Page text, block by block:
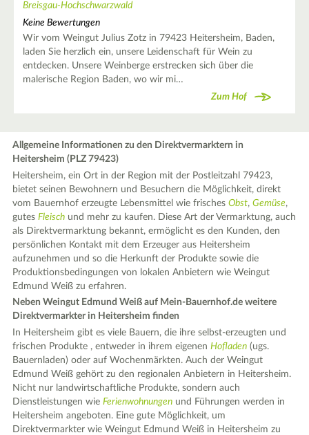
Breisgau-Hochschwarzwald
Keine Bewertungen
Wir vom Weingut Julius Zotz in 79423 Heitersheim, Baden,
laden Sie herzlich ein, unsere Leidenschaft für Wein zu
entdecken. Unsere Weinberge erstrecken sich über die
malerische Region Baden, wo wir mi…
Zum Hof
Allgemeine Informationen zu den Direktvermarktern in
Heitersheim (PLZ 79423)
Heitersheim, ein Ort in der Region mit der Postleitzahl 79423,
bietet seinen Bewohnern und Besuchern die Möglichkeit, direkt
vom Bauernhof erzeugte Lebensmittel wie frischesObst,Gemüse,
gutesFleisch und mehr zu kaufen. Diese Art der Vermarktung, auch
als Direktvermarktung bekannt, ermöglicht es den Kunden, den
persönlichen Kontakt mit dem Erzeuger aus Heitersheim
aufzunehmen und so die Herkunft der Produkte sowie die
Produktionsbedingungen von lokalen Anbietern wie Weingut
Edmund Weiß zu erfahren.
Neben Weingut Edmund Weiß auf Mein-Bauernhof.de weitere
Direktvermarkter in Heitersheim finden
In Heitersheim gibt es viele Bauern, die ihre selbst-erzeugten und
frischen Produkte , entweder in ihrem eigenenHofladen (ugs.
Bauernladen) oder auf Wochenmärkten. Auch der Weingut
Edmund Weiß gehört zu den regionalen Anbietern in Heitersheim.
Nicht nur landwirtschaftliche Produkte, sondern auch
Dienstleistungen wieFerienwohnungen und Führungen werden in
Heitersheim angeboten. Eine gute Möglichkeit, um
Direktvermarkter wie Weingut Edmund Weiß in Heitersheim zu